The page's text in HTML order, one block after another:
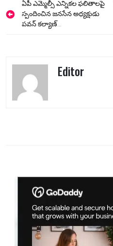
Post
navigation
ఏపీ ఎమ్మెల్సీ ఎన్నికల ఫలితాలపై
స్పందించిన జనసేన అధ్యక్షుడు
పవన్‌ కల్యాణ్‌…
Editor